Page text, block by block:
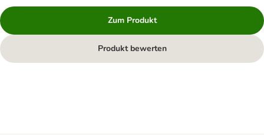
Zum Produkt
Produkt bewerten